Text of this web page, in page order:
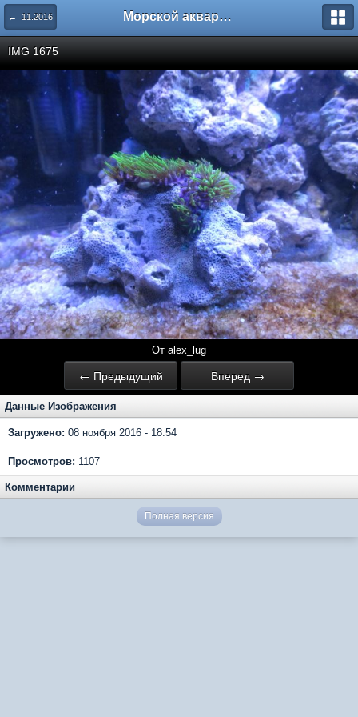
← 11.2016 Морской аквариум. Форумы ReefCentral.ru
IMG 1675
От alex_lug
← Предыдущий Вперед →
Данные Изображения
Загружено: 08 ноября 2016 - 18:54
Просмотров: 1107
Комментарии
Полная версия